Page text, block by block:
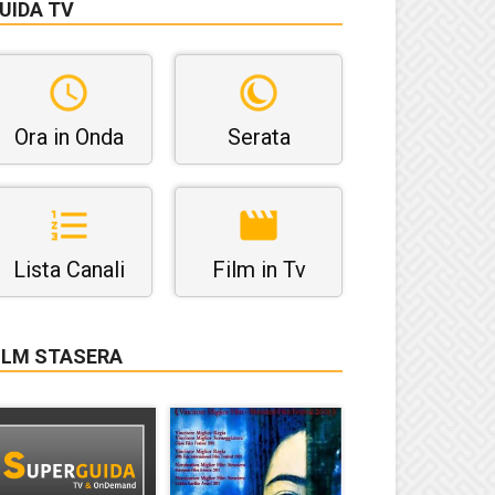
TV
Ora in Onda Serata
Lista Canali Film in Tv
STASERA